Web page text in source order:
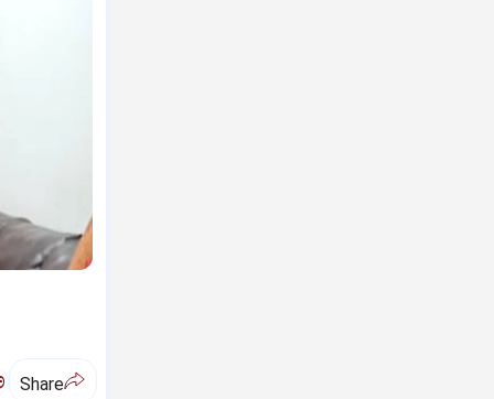
Share